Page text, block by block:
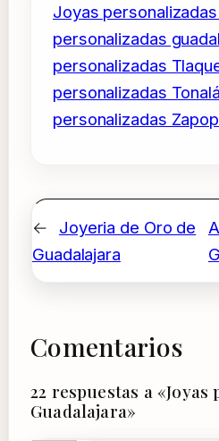
Joyas personalizadas
personalizadas
personalizadas
personalizadas Tonalá
personalizadas
←
Joyeria de Oro de
Guadalajara
Comentarios
22 respuestas a «Joyas
Guadalajara»